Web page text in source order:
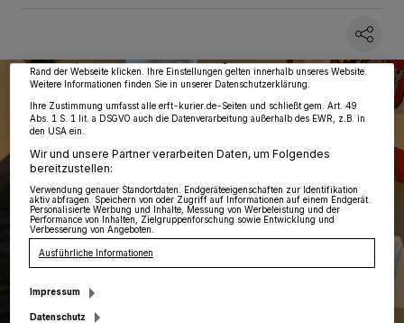
möglicherweise nicht mehr so relevant für Sie. Sie können dieses Menü jederzeit
widerrufen, indem Sie auf den Link Einstellungen oder Ablehnen am unteren
Rand der Webseite klicken. Ihre Einstellungen gelten innerhalb unseres Website.
Weitere Informationen finden Sie in unserer Datenschutzerklärung.
Ihre Zustimmung umfasst alle erft-kurier.de-Seiten und schließt gem. Art. 49
Abs. 1 S. 1 lit. a DSGVO auch die Datenverarbeitung außerhalb des EWR, z.B. in
den USA ein.
Wir und unsere Partner verarbeiten Daten, um Folgendes
bereitzustellen:
Verwendung genauer Standortdaten. Endgeräteeigenschaften zur Identifikation
aktiv abfragen. Speichern von oder Zugriff auf Informationen auf einem Endgerät.
Personalisierte Werbung und Inhalte, Messung von Werbeleistung und der
Performance von Inhalten, Zielgruppenforschung sowie Entwicklung und
Verbesserung von Angeboten.
Ausführliche Informationen
Impressum
Datenschutz